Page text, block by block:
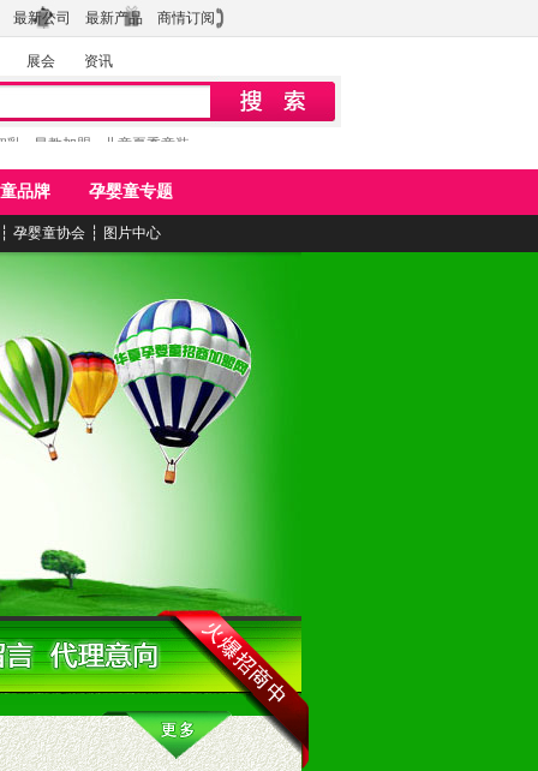
最新公司 最新产品 商情订阅
展会 资讯
乳 早教加盟 儿童夏季童装
品牌 孕婴童专题
┆ 孕婴童协会 ┆ 图片中心